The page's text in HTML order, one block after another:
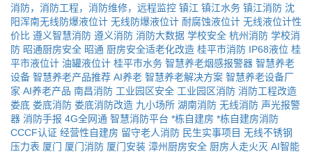
消防，消防工程，消防维修，远程监控 镇江 镇江水务 镇江消防 沈
阳浑南无线防爆液位计 无线防爆液位计 耐腐蚀液位计 无线液位计性
价比 遵义智慧消防 遵义消防 消防大数据 学校安全 杭州消防 学校消
防 昭通厨房安全 昭通 厨房安全适老化改造 桂平市消防 IP68液位 桂
平市液位计 油罐液位计 桂平市水务 智慧养老烟感报警器 智慧养老
设备 智慧养老产品推荐 AI养老 智慧养老解决方案 智慧养老设备厂
家 AI养老产品 南昌消防 工业园区安全 工业园区消防 消防工程改造
娄底 娄底消防 娄底消防改造 九小场所 湖南消防 无线消防 声光报警
器 消防手报 4G全网通 智慧消防平台 *栋自建房 *栋自建房消防
CCCF认证 经营性自建房 留守老人消防 民生实事项目 无线不锈钢
压力表 厦门 厦门消防 厦门安装 漳州厨房安全 厨房人走火灭 AI智能